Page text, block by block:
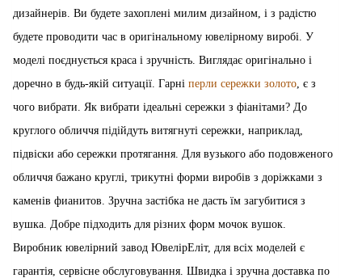
дизайнерів. Ви будете захоплені милим дизайном, і з радістю
будете проводити час в оригінальному ювелірному виробі. У
моделі поєднується краса і зручність. Виглядає оригінально і
доречно в будь-якій ситуації. Гарні перли сережки золото , є з
чого вибрати. Як вибрати ідеальні сережки з фіанітами? До
круглого обличчя підійдуть витягнуті сережки, наприклад,
підвіски або сережки протягання. Для вузького або подовженого
обличчя бажано круглі, трикутні форми виробів з доріжками з
каменів фианитов. Зручна застібка не дасть їм загубитися з
вушка. Добре підходить для різних форм мочок вушок.
Виробник ювелірний завод ЮвелірЕліт, для всіх моделей є
гарантія, сервісне обслуговування. Швидка і зручна доставка по